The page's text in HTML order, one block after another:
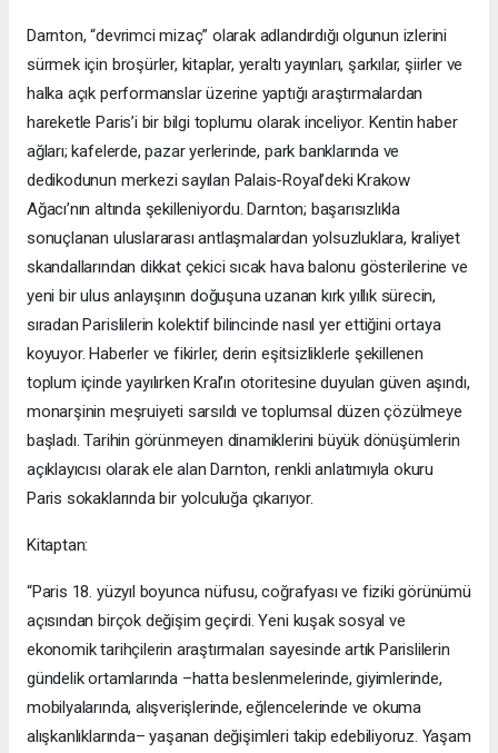
Darnton, “devrimci mizaç” olarak adlandırdığı olgunun izlerini
sürmek için broşürler, kitaplar, yeraltı yayınları, şarkılar, şiirler ve
halka açık performanslar üzerine yaptığı araştırmalardan
hareketle Paris’i bir bilgi toplumu olarak inceliyor. Kentin haber
ağları; kafelerde, pazar yerlerinde, park banklarında ve
dedikodunun merkezi sayılan Palais-Royal’deki Krakow
Ağacı’nın altında şekilleniyordu. Darnton; başarısızlıkla
sonuçlanan uluslararası antlaşmalardan yolsuzluklara, kraliyet
skandallarından dikkat çekici sıcak hava balonu gösterilerine ve
yeni bir ulus anlayışının doğuşuna uzanan kırk yıllık sürecin,
sıradan Parislilerin kolektif bilincinde nasıl yer ettiğini ortaya
koyuyor. Haberler ve fikirler, derin eşitsizliklerle şekillenen
toplum içinde yayılırken Kral’ın otoritesine duyulan güven aşındı,
monarşinin meşruiyeti sarsıldı ve toplumsal düzen çözülmeye
başladı. Tarihin görünmeyen dinamiklerini büyük dönüşümlerin
açıklayıcısı olarak ele alan Darnton, renkli anlatımıyla okuru
Paris sokaklarında bir yolculuğa çıkarıyor.
Kitaptan:
“Paris 18. yüzyıl boyunca nüfusu, coğrafyası ve fiziki görünümü
açısından birçok değişim geçirdi. Yeni kuşak sosyal ve
ekonomik tarihçilerin araştırmaları sayesinde artık Parislilerin
gündelik ortamlarında –hatta beslenmelerinde, giyim­lerinde,
mobilyalarında, alışverişlerinde, eğlencelerinde ve okuma
alışkanlıkların­da– yaşanan değişimleri takip edebiliyoruz. Yaşam